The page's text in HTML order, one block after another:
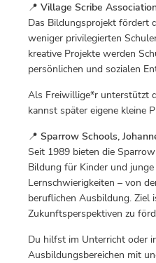
📍 Village Scribe Association
Das Bildungsprojekt fördert
weniger privilegierten
kreative Projekte werden
persönlichen und sozialen
Als Freiwillige*r unterstützt
kannst später eigene kleine
📍 Sparrow Schools,
Seit 1989 bieten die
Bildung für Kinder und
Lernschwierigkeiten – von
beruflichen Ausbildung. Ziel
Zukunftsperspektiven zu
Du hilfst im Unterricht oder
Ausbildungsbereichen mit